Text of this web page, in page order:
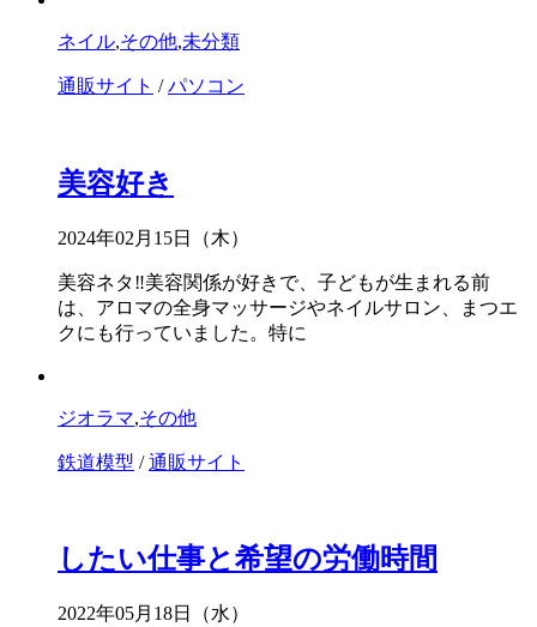
ネイル,その他,未分類
通販サイト /パソコン
美容好き
2024年02月15日（木）
美容ネタ‼美容関係が好きで、子どもが生まれる前
は、アロマの全身マッサージやネイルサロン、まつエ
クにも行っていました。特に
ジオラマ,その他
鉄道模型 /通販サイト
したい仕事と希望の労働時間
2022年05月18日（水）